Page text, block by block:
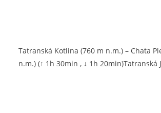
Tatranská Kotlina (760 m n.m.) – Chata
n.m.) (↑ 1h 30min , ↓ 1h 20min)Tatranská